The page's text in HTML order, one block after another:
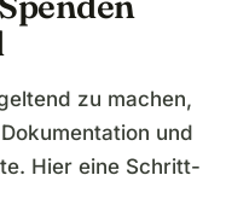
zu machen,
und
Hier eine Schritt-